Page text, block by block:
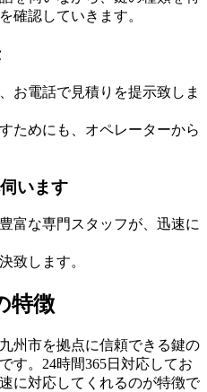
確認していきます。
お電話で見積りを提示致しま
ためにも、オペレーターから
います
富な専門スタッフが、迅速に
致します。
特徴
州市を拠点に信頼できる鍵の
す。24時間365日対応してお
に対応してくれるのが特徴で